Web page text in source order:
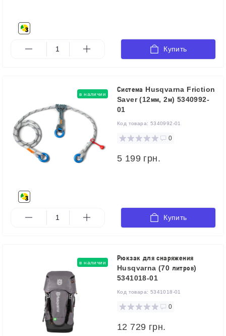
Купить
в наличии
Система Husqvarna Friction
Saver (12мм, 2м) 5340992-
01
Код товара: 5340992-01
0
5 199 грн.
Купить
в наличии
Рюкзак для снаряжения
Husqvarna (70 литров)
5341018-01
Код товара: 5341018-01
0
12 729 грн.